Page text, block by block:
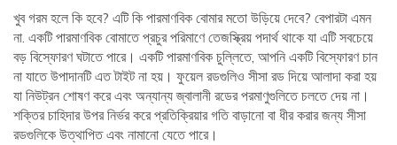
খুব গরম হলে কি হবে? এটি কি পারমাণবিক বোমার মতো উড়িয়ে দেবে? বেপারটা এমন
না. একটি পারমাণবিক বোমাতে প্রচুর পরিমাণে তেজস্ক্রিয় পদার্থ থাকে যা এটি সবচেয়ে
বড় বিস্ফোরণ ঘটাতে পারে। একটি পারমাণবিক চুল্লিতে, আপনি একটি বিস্ফোরণ চান
না যাতে উপাদানটি এত টাইট না হয়। ফুয়েল রডগুলিও সীসা রড দিয়ে আলাদা করা হয়
যা নিউট্রন শোষণ করে এবং অন্যান্য জ্বালানী রডের পরমাণুগুলিতে চলতে দেয় না।
শক্তির চাহিদার উপর নির্ভর করে প্রতিক্রিয়ার গতি বাড়ানো বা ধীর করার জন্য সীসা
রডগুলিকে উত্থাপিত এবং নামানো যেতে পারে।